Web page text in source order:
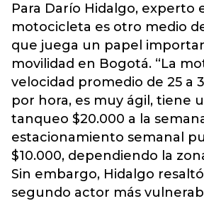
Para Darío Hidalgo, experto
motocicleta es otro medio
que juega un papel
movilidad en Bogotá. “La
velocidad promedio de 25 a
por hora, es muy ágil, tiene
tanqueo $20.000 a la
estacionamiento semanal
$10.000, dependiendo la
Sin embargo, Hidalgo
segundo actor más